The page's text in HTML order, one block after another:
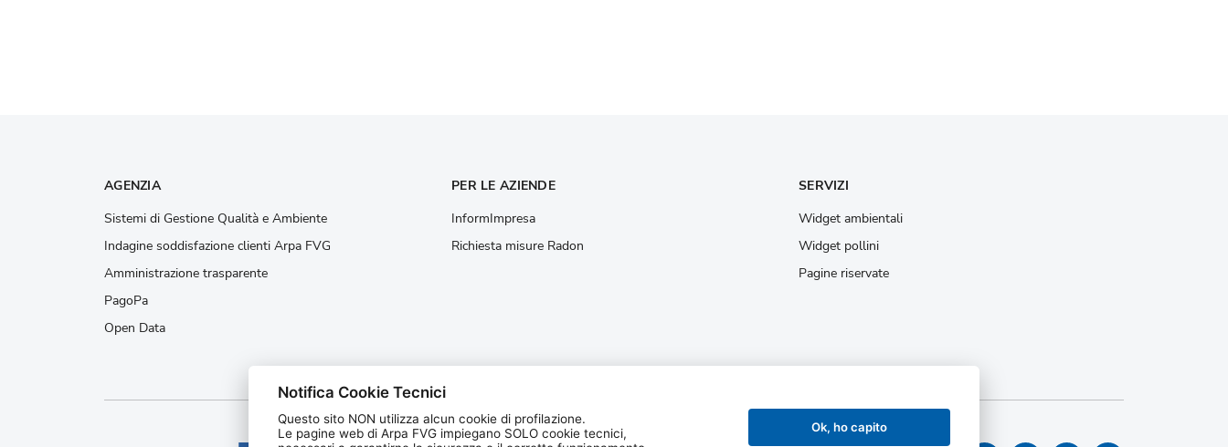
AGENZIA
Sistemi di Gestione Qualità e Ambiente
Indagine soddisfazione clienti Arpa FVG
Amministrazione trasparente
PagoPa
Open Data
PER LE AZIENDE
InformImpresa
Richiesta misure Radon
SERVIZI
Widget ambientali
Widget pollini
Pagine riservate
Notifica Cookie Tecnici
Questo sito NON utilizza alcun cookie di profilazione.
Le pagine web di Arpa FVG impiegano SOLO cookie tecnici,
Ok, ho capito